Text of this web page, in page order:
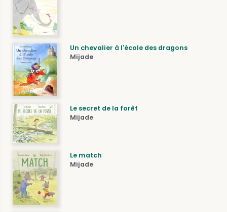
Un chevalier à l'école des dragons
Mijade
Le secret de la forêt
Mijade
Le match
Mijade